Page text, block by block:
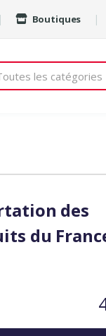
Boutiques
les catégories
des
du